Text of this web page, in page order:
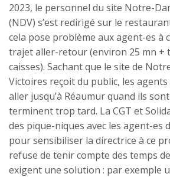
2023, le personnel du site Notre-
(NDV) s’est redirigé sur le
cela pose problème aux agent-es à
trajet aller-retour (environ 25 mn +
caisses). Sachant que le site de
Victoires reçoit du public, les
aller jusqu’à Réaumur quand ils sont
terminent trop tard. La CGT et
des pique-niques avec les agent-es
pour sensibiliser la directrice à ce
refuse de tenir compte des temps
exigent une solution : par exemple